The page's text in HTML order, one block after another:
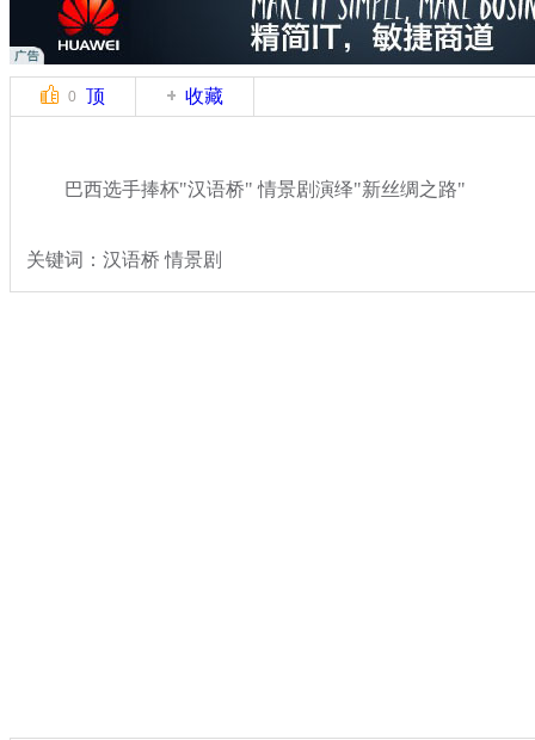
0 顶 收藏
巴西选手捧杯"汉语桥" 情景剧演绎"新丝绸之路"
关键词：汉语桥 情景剧